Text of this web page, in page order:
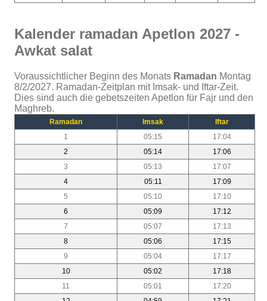
Kalender ramadan Apetlon 2027 -
Awkat salat
Voraussichtlicher Beginn des Monats Ramadan Montag
8/2/2027. Ramadan-Zeitplan mit Imsak- und Iftar-Zeit.
Dies sind auch die gebetszeiten Apetlon für Fajr und den
Maghreb.
Ramadan Imsak
Iftar
1
05:15
17:04
2
05:14
17:06
3
05:13
17:07
4
05:11
17:09
5
05:10
17:10
6
05:09
17:12
7
05:07
17:13
8
05:06
17:15
9
05:04
17:17
10
05:02
17:18
11
05:01
17:20